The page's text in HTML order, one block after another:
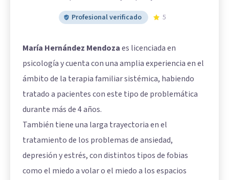
Profesional verificado 5
María Hernández Mendozaes licenciada en
psicología y cuenta con una amplia experiencia en el
ámbito de la terapia familiar sistémica, habiendo
tratado a pacientes con este tipo de problemática
durante más de 4 años.
También tiene una larga trayectoria en el
tratamiento de los problemas de ansiedad,
depresión y estrés, con distintos tipos de fobias
como el miedo a volar o el miedo a los espacios